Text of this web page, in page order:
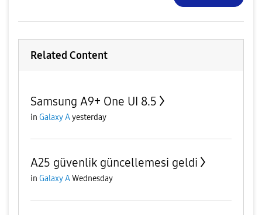
Related Content
Samsung A9+ One UI 8.5
in Galaxy Ayesterday
A25 güvenlik güncellemesi geldi
in Galaxy AWednesday